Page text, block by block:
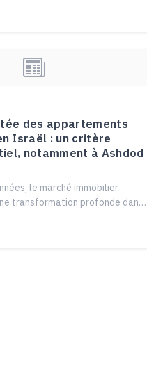
des appartements
Israël : un critère
notamment à Ashdod
le marché immobilier
transformation profonde dans